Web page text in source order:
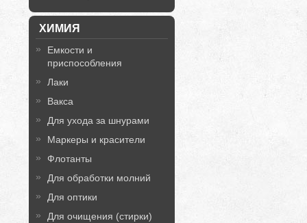
ХИМИЯ
Емкости и
приспособления
Лаки
Вакса
Для ухода за шнурами
Маркеры и красители
Флотанты
Для обработки молний
Для оптики
Для очищения (стирки)